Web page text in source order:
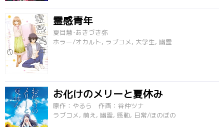
霊感青年
夏目慧･あきづき弥
ホラー/オカルト, ラブコメ, 大学生, 幽霊
お化けのメリーと夏休み
原作：やるら 作画：谷仲ツナ
ラブコメ, 萌え, 幽霊, 感動, 日常/ほのぼの